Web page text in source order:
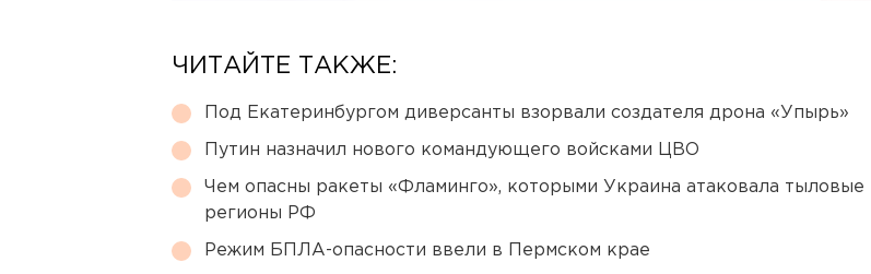
ЧИТАЙТЕ ТАКЖЕ:
Под Екатеринбургом диверсанты взорвали создателя дрона «Упырь»
Путин назначил нового командующего войсками ЦВО
Чем опасны ракеты «Фламинго», которыми Украина атаковала тыловые
регионы РФ
Режим БПЛА-опасности ввели в Пермском крае